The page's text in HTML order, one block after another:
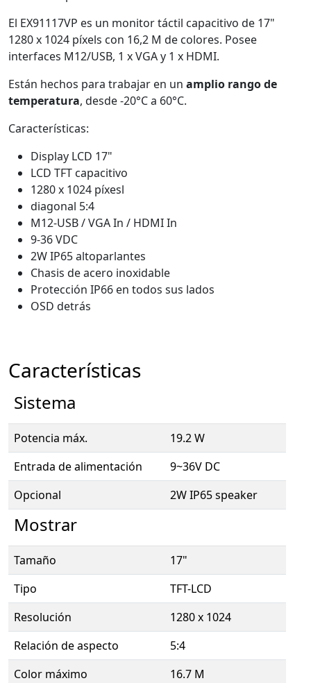
El EX91117VP es un monitor táctil capacitivo de 17"
1280 x 1024 píxels con 16,2 M de colores. Posee
interfaces M12/USB, 1 x VGA y 1 x HDMI.
Están hechos para trabajar en un amplio rango de
temperatura, desde -20°C a 60°C.
Características:
Display LCD 17"
LCD TFT capacitivo
1280 x 1024 píxesl
diagonal 5:4
M12-USB / VGA In / HDMI In
9-36 VDC
2W IP65 altoparlantes
Chasis de acero inoxidable
Protección IP66 en todos sus lados
OSD detrás
Características
Sistema
Potencia máx.
19.2 W
Entrada de alimentación
9~36V DC
Opcional
2W IP65 speaker
Mostrar
Tamaño
17"
Tipo
TFT-LCD
Resolución
1280 x 1024
Relación de aspecto
5:4
Color máximo
16.7 M